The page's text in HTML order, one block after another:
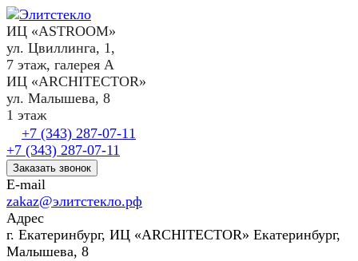
ИЦ «ASTROOM»
ул. Цвиллинга, 1,
7 этаж, галерея А
ИЦ «ARCHITECTOR»
ул. Малышева, 8
1 этаж
+7 (343) 287-07-11
+7 (343) 287-07-11
Заказать звонок
E-mail
zakaz@элитстекло.рф
Адрес
г. Екатеринбург, ИЦ «ARCHITECTOR» Екатеринбург,
Малышева, 8